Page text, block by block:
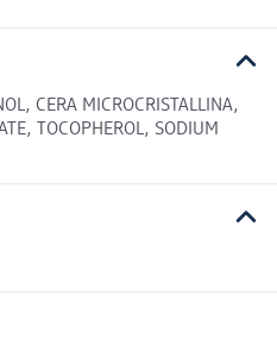
CERA MICROCRISTALLINA,
TOCOPHEROL, SODIUM